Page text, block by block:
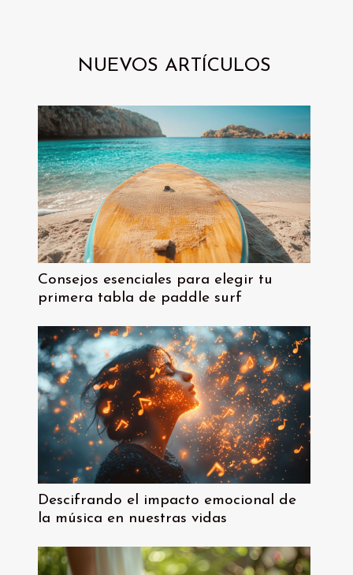
NUEVOS ARTÍCULOS
Consejos esenciales para elegir tu
primera tabla de paddle surf
Descifrando el impacto emocional de
la música en nuestras vidas